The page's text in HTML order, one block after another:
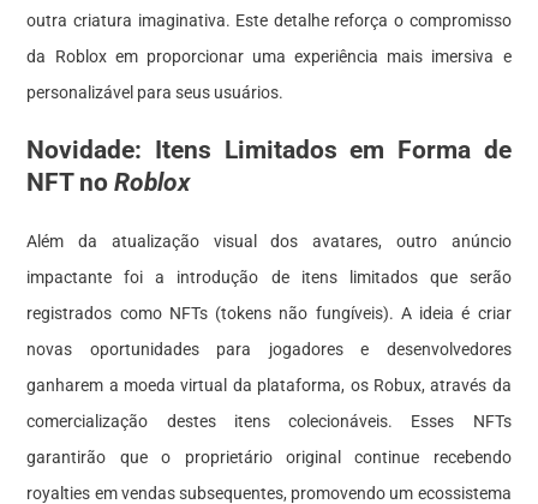
outra criatura imaginativa. Este detalhe reforça o compromisso
da Roblox em proporcionar uma experiência mais imersiva e
personalizável para seus usuários.
Novidade: Itens Limitados em Forma de
NFT noRoblox
Além da atualização visual dos avatares, outro anúncio
impactante foi a introdução de itens limitados que serão
registrados como NFTs (tokens não fungíveis). A ideia é criar
novas oportunidades para jogadores e desenvolvedores
ganharem a moeda virtual da plataforma, os Robux, através da
comercialização destes itens colecionáveis. Esses NFTs
garantirão que o proprietário original continue recebendo
royalties em vendas subsequentes, promovendo um ecossistema